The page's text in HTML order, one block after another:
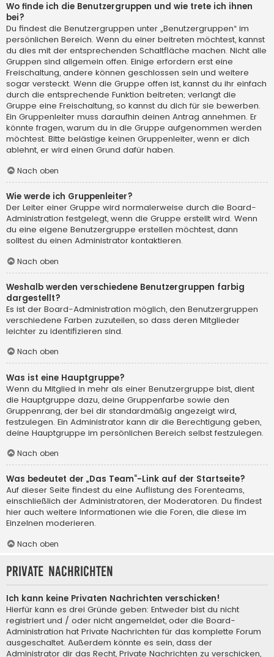
Wo finde ich die Benutzergruppen und wie trete ich ihnen
bei?
Du findest die Benutzergruppen unter „Benutzergruppen“ im
persönlichen Bereich. Wenn du einer beitreten möchtest, kannst
du dies mit der entsprechenden Schaltfläche machen. Nicht alle
Gruppen sind allgemein offen. Einige erfordern erst eine
Freischaltung, andere können geschlossen sein und weitere
sogar versteckt. Wenn die Gruppe offen ist, kannst du ihr einfach
durch die entsprechende Funktion beitreten; verlangt die
Gruppe eine Freischaltung, so kannst du dich für sie bewerben.
Ein Gruppenleiter muss daraufhin deinen Antrag annehmen. Er
könnte fragen, warum du in die Gruppe aufgenommen werden
möchtest. Bitte belästige keinen Gruppenleiter, wenn er dich
ablehnt, er wird einen Grund dafür haben.
Nach oben
Wie werde ich Gruppenleiter?
Der Leiter einer Gruppe wird normalerweise durch die Board-
Administration festgelegt, wenn die Gruppe erstellt wird. Wenn
du eine eigene Benutzergruppe erstellen möchtest, dann
solltest du einen Administrator kontaktieren.
Nach oben
Weshalb werden verschiedene Benutzergruppen farbig
dargestellt?
Es ist der Board-Administration möglich, den Benutzergruppen
verschiedene Farben zuzuteilen, so dass deren Mitglieder
leichter zu identifizieren sind.
Nach oben
Was ist eine Hauptgruppe?
Wenn du Mitglied in mehr als einer Benutzergruppe bist, dient
die Hauptgruppe dazu, deine Gruppenfarbe sowie den
Gruppenrang, der bei dir standardmäßig angezeigt wird,
festzulegen. Ein Administrator kann dir die Berechtigung geben,
deine Hauptgruppe im persönlichen Bereich selbst festzulegen.
Nach oben
Was bedeutet der „Das Team“-Link auf der Startseite?
Auf dieser Seite findest du eine Auflistung des Forenteams,
einschließlich der Administratoren, der Moderatoren. Du findest
hier auch weitere Informationen wie die Foren, die diese im
Einzelnen moderieren.
Nach oben
Private Nachrichten
Ich kann keine Privaten Nachrichten verschicken!
Hierfür kann es drei Gründe geben: Entweder bist du nicht
registriert und / oder nicht angemeldet, oder die Board-
Administration hat Private Nachrichten für das komplette Forum
ausgeschaltet. Außerdem könnte es sein, dass der
Administrator dir das Recht, Private Nachrichten zu verschicken,